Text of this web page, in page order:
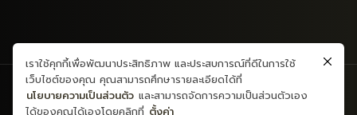
สงวนลิขสิทธิ์ © 2565 - ข้อมูลและเนื้อหาทั้งหมด - บริษัท บอร์นทูเดฟ
จำกัด
เราใช้คุกกี้เพื่อพัฒนาประสิทธิภาพ และประสบการณ์ที่ดีในการใช้
เว็บไซต์ของคุณ คุณสามารถศึกษารายละเอียดได้ที่
นโยบายความเป็นส่วนตัว และสามารถจัดการความเป็นส่วนตัวเอง
ได้ของคุณได้เองโดยคลิกที่ ตั้งค่า